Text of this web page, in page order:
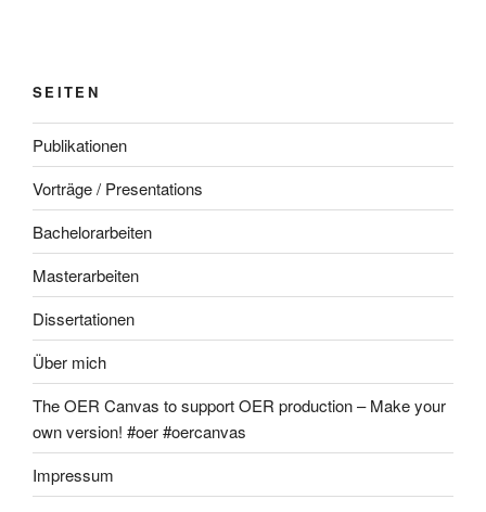
SEITEN
Publikationen
Vorträge / Presentations
Bachelorarbeiten
Masterarbeiten
Dissertationen
Über mich
The OER Canvas to support OER production – Make your
own version! #oer #oercanvas
Impressum